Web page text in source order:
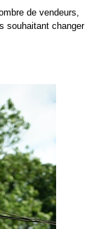
de vendeurs,
souhaitant changer